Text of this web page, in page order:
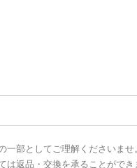
部としてご理解くださいませ
返品・交換を承ることができ